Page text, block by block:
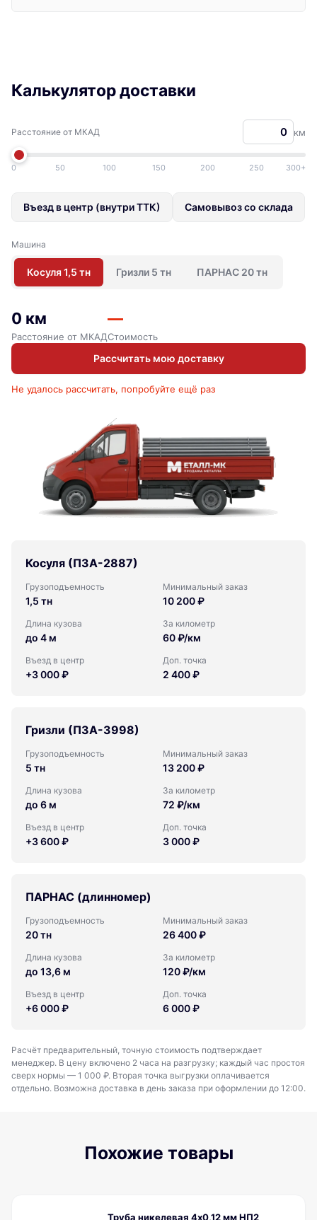
Калькулятор доставки
Расстояние от МКАД км
0 50 100 150 200 250 300+
Въезд в центр (внутри ТТК) Самовывоз со склада
Машина
Косуля 1,5 тн Гризли 5 тн ПАРНАС 20 тн
0 км
Расстояние от МКАД
—
Стоимость
Рассчитать мою доставку
Не удалось рассчитать, попробуйте ещё раз
Косуля (ПЗА-2887)
Грузоподъемность
1,5 тн
Минимальный заказ
10 200 ₽
Длина кузова
до 4 м
За километр
60 ₽/км
Въезд в центр
+3 000 ₽
Доп. точка
2 400 ₽
Гризли (ПЗА-3998)
Грузоподъемность
5 тн
Минимальный заказ
13 200 ₽
Длина кузова
до 6 м
За километр
72 ₽/км
Въезд в центр
+3 600 ₽
Доп. точка
3 000 ₽
ПАРНАС (длинномер)
Грузоподъемность
20 тн
Минимальный заказ
26 400 ₽
Длина кузова
до 13,6 м
За километр
120 ₽/км
Въезд в центр
+6 000 ₽
Доп. точка
6 000 ₽
Расчёт предварительный, точную стоимость подтверждает
менеджер. В цену включено 2 часа на разгрузку; каждый час простоя
сверх нормы — 1 000 ₽. Вторая точка выгрузки оплачивается
отдельно. Возможна доставка в день заказа при оформлении до 12:00.
Похожие товары
Труба никелевая 4х0,12 мм НП2